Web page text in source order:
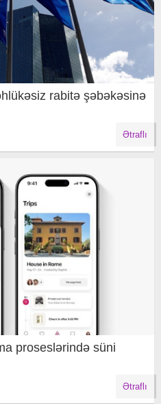
rabitə şəbəkəsinə
Ətraflı
proseslərində süni
Ətraflı